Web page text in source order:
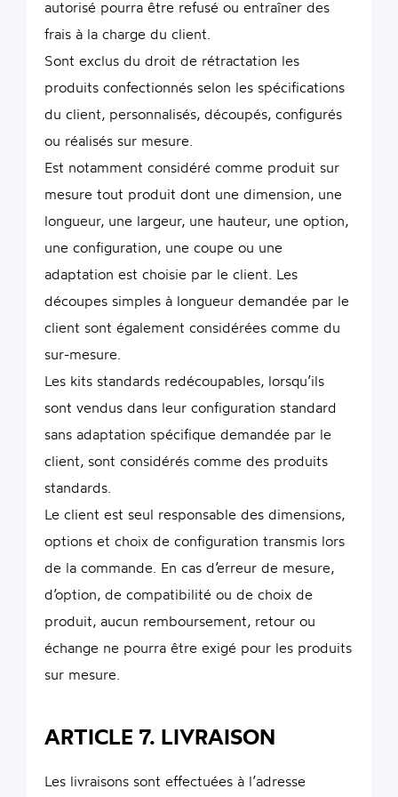
autorisé pourra être refusé ou entraîner des
frais à la charge du client.
Sont exclus du droit de rétractation les
produits confectionnés selon les spécifications
du client, personnalisés, découpés, configurés
ou réalisés sur mesure.
Est notamment considéré comme produit sur
mesure tout produit dont une dimension, une
longueur, une largeur, une hauteur, une option,
une configuration, une coupe ou une
adaptation est choisie par le client. Les
découpes simples à longueur demandée par le
client sont également considérées comme du
sur-mesure.
Les kits standards redécoupables, lorsqu’ils
sont vendus dans leur configuration standard
sans adaptation spécifique demandée par le
client, sont considérés comme des produits
standards.
Le client est seul responsable des dimensions,
options et choix de configuration transmis lors
de la commande. En cas d’erreur de mesure,
d’option, de compatibilité ou de choix de
produit, aucun remboursement, retour ou
échange ne pourra être exigé pour les produits
sur mesure.
ARTICLE 7. LIVRAISON
Les livraisons sont effectuées à l’adresse